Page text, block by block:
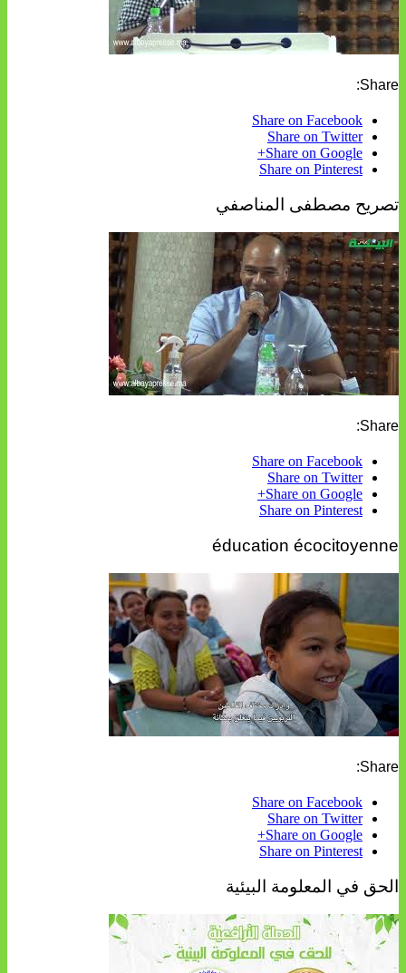
Share:
Share on Facebook
Share on Twitter
Share on Google+
Share on Pinterest
تصريح مصطفى المناصفي
Share:
Share on Facebook
Share on Twitter
Share on Google+
Share on Pinterest
éducation écocitoyenne
Share:
Share on Facebook
Share on Twitter
Share on Google+
Share on Pinterest
الحق في المعلومة البيئية